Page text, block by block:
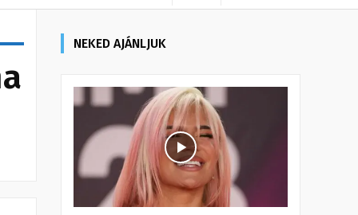
NEKED AJÁNLJUK